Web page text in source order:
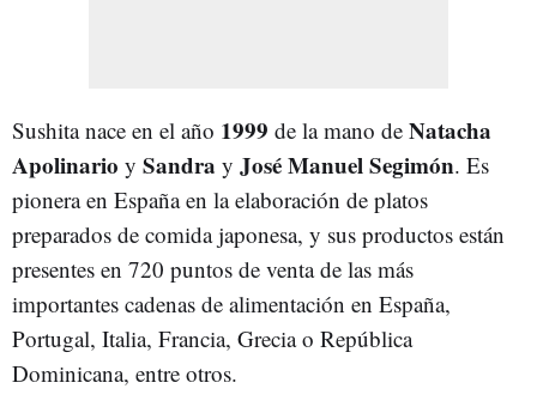
Sushita nace en el año 1999 de la mano de Natacha
Apolinario y Sandra y José Manuel Segimón. Es
pionera en España en la elaboración de platos
preparados de comida japonesa, y sus productos están
presentes en 720 puntos de venta de las más
importantes cadenas de alimentación en España,
Portugal, Italia, Francia, Grecia o República
Dominicana, entre otros.